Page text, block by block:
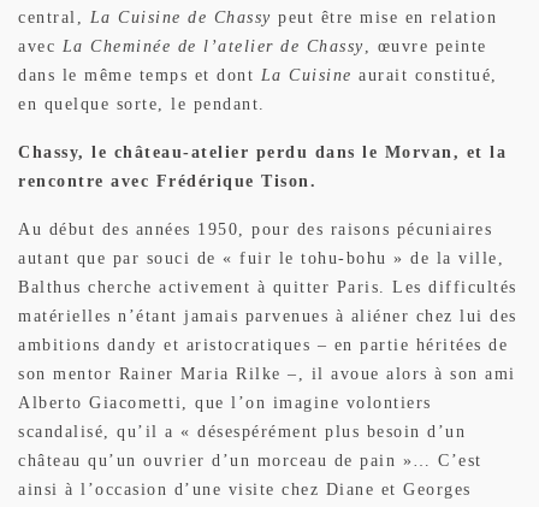
central, La Cuisine de Chassy peut être mise en relation
avec La Cheminée de l’atelier de Chassy, œuvre peinte
dans le même temps et dont La Cuisine aurait constitué,
en quelque sorte, le pendant.
Chassy, le château-atelier perdu dans le Morvan, et la
rencontre avec Frédérique Tison.
Au début des années 1950, pour des raisons pécuniaires
autant que par souci de « fuir le tohu-bohu » de la ville,
Balthus cherche activement à quitter Paris. Les difficultés
matérielles n’étant jamais parvenues à aliéner chez lui des
ambitions dandy et aristocratiques – en partie héritées de
son mentor Rainer Maria Rilke –, il avoue alors à son ami
Alberto Giacometti, que l’on imagine volontiers
scandalisé, qu’il a « désespérément plus besoin d’un
château qu’un ouvrier d’un morceau de pain »… C’est
ainsi à l’occasion d’une visite chez Diane et Georges